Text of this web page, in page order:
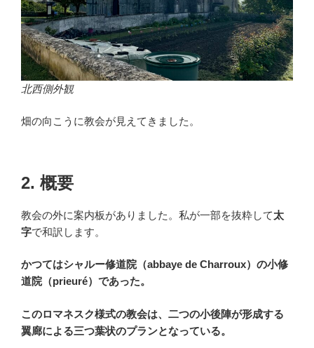
北西側外観
畑の向こうに教会が見えてきました。
2. 概要
教会の外に案内板がありました。私が一部を抜粋して太
字で和訳します。
かつてはシャルー修道院（abbaye de Charroux）の小修
道院（prieuré）であった。
このロマネスク様式の教会は、二つの小後陣が形成する
翼廊による三つ葉状のプランとなっている。